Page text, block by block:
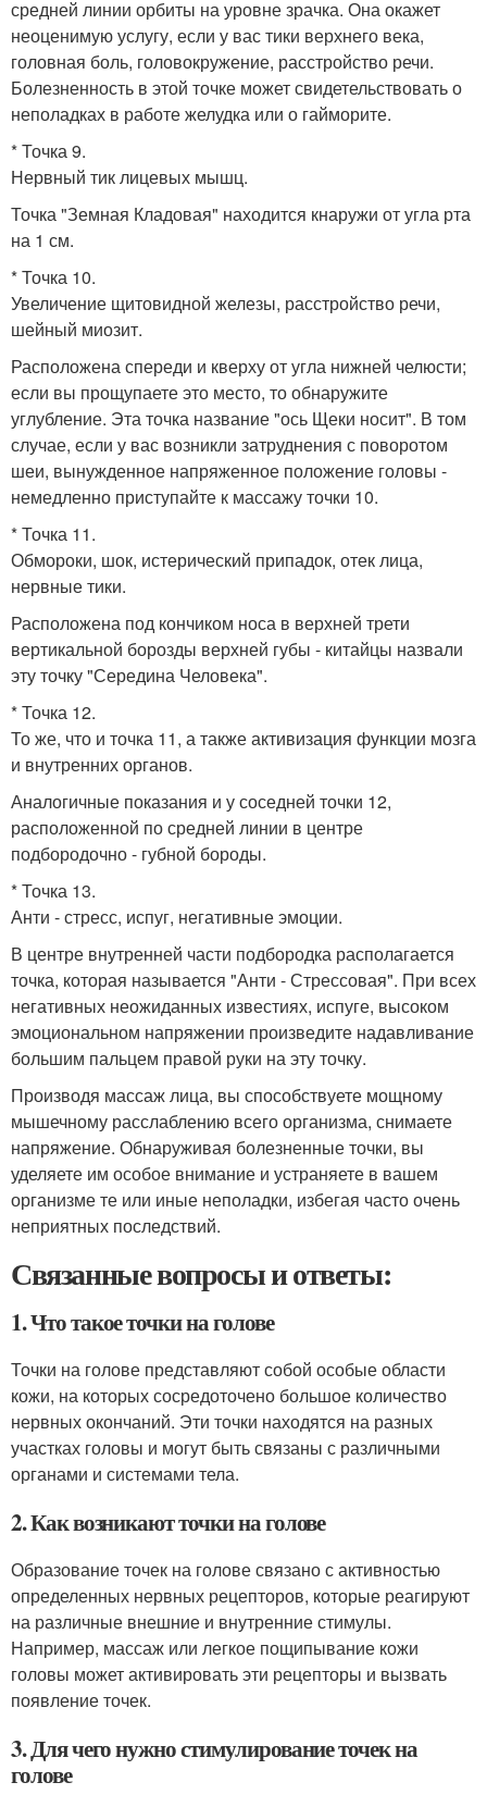
средней линии орбиты на уровне зрачка. Она окажет
неоценимую услугу, если у вас тики верхнего века,
головная боль, головокружение, расстройство речи.
Болезненность в этой точке может свидетельствовать о
неполадках в работе желудка или о гайморите.
* Точка 9.
Нервный тик лицевых мышц.
Точка "Земная Кладовая" находится кнаружи от угла рта
на 1 см.
* Точка 10.
Увеличение щитовидной железы, расстройство речи,
шейный миозит.
Расположена спереди и кверху от угла нижней челюсти;
если вы прощупаете это место, то обнаружите
углубление. Эта точка название "ось Щеки носит". В том
случае, если у вас возникли затруднения с поворотом
шеи, вынужденное напряженное положение головы -
немедленно приступайте к массажу точки 10.
* Точка 11.
Обмороки, шок, истерический припадок, отек лица,
нервные тики.
Расположена под кончиком носа в верхней трети
вертикальной борозды верхней губы - китайцы назвали
эту точку "Середина Человека".
* Точка 12.
То же, что и точка 11, а также активизация функции мозга
и внутренних органов.
Аналогичные показания и у соседней точки 12,
расположенной по средней линии в центре
подбородочно - губной бороды.
* Точка 13.
Анти - стресс, испуг, негативные эмоции.
В центре внутренней части подбородка располагается
точка, которая называется "Анти - Стрессовая". При всех
негативных неожиданных известиях, испуге, высоком
эмоциональном напряжении произведите надавливание
большим пальцем правой руки на эту точку.
Производя массаж лица, вы способствуете мощному
мышечному расслаблению всего организма, снимаете
напряжение. Обнаруживая болезненные точки, вы
уделяете им особое внимание и устраняете в вашем
организме те или иные неполадки, избегая часто очень
неприятных последствий.
Связанные вопросы и ответы:
1. Что такое точки на голове
Точки на голове представляют собой особые области
кожи, на которых сосредоточено большое количество
нервных окончаний. Эти точки находятся на разных
участках головы и могут быть связаны с различными
органами и системами тела.
2. Как возникают точки на голове
Образование точек на голове связано с активностью
определенных нервных рецепторов, которые реагируют
на различные внешние и внутренние стимулы.
Например, массаж или легкое пощипывание кожи
головы может активировать эти рецепторы и вызвать
появление точек.
3. Для чего нужно стимулирование точек на
голове